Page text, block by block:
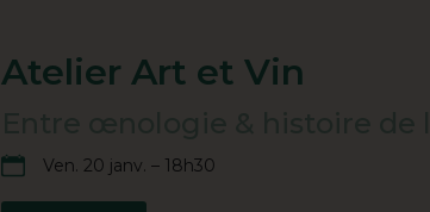
Atelier Art et Vin
Ven. 20 janv. – 18h30